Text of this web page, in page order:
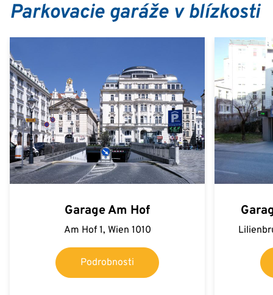
Parkovacie garáže v blízkosti
Garage Am Hof
Am Hof 1, Wien 1010
Podrobnosti